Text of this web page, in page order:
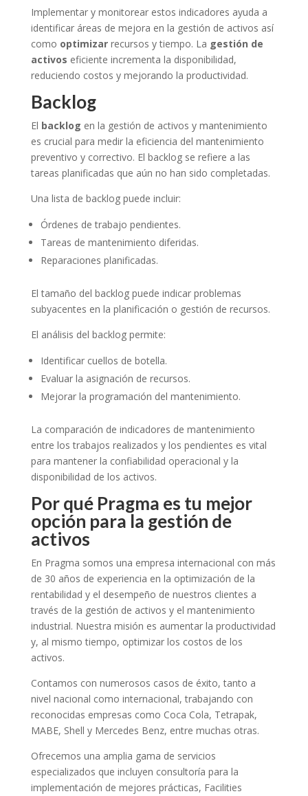
Implementar y monitorear estos indicadores ayuda a
identificar áreas de mejora en la gestión de activos así
como optimizarrecursos y tiempo. La gestión de
activos eficiente incrementa la disponibilidad,
reduciendo costos y mejorando la productividad.
Backlog
El backlog en la gestión de activos y mantenimiento
es crucial para medir la eficiencia del mantenimiento
preventivo y correctivo. El backlog se refiere a las
tareas planificadas que aún no han sido completadas.
Una lista de backlog puede incluir:
Órdenes de trabajo pendientes.
Tareas de mantenimiento diferidas.
Reparaciones planificadas.
El tamaño del backlog puede indicar problemas
subyacentes en la planificación o gestión de recursos.
El análisis del backlog permite:
Identificar cuellos de botella.
Evaluar la asignación de recursos.
Mejorar la programación del mantenimiento.
La comparación de indicadores de mantenimiento
entre los trabajos realizados y los pendientes es vital
para mantener la confiabilidad operacional y la
disponibilidad de los activos.
Por qué Pragma es tu mejor
opción para la gestión de
activos
En Pragma somos una empresa internacional con más
de 30 años de experiencia en la optimización de la
rentabilidad y el desempeño de nuestros clientes a
través de la gestión de activos y el mantenimiento
industrial. Nuestra misión es aumentar la productividad
y, al mismo tiempo, optimizar los costos de los
activos.
Contamos con numerosos casos de éxito, tanto a
nivel nacional como internacional, trabajando con
reconocidas empresas como Coca Cola, Tetrapak,
MABE, Shell y Mercedes Benz, entre muchas otras.
Ofrecemos una amplia gama de servicios
especializados que incluyen consultoría para la
implementación de mejores prácticas, Facilities